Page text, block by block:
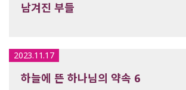
남겨진 부들
2023.11.17
하늘에 뜬 하나님의 약속 6